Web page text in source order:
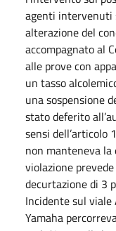
agenti intervenuti
alterazione del
accompagnato al
alle prove con
un tasso
una sospensione
stato deferito
sensi dell’articolo
non manteneva la
violazione
decurtazione di 3
Incidente sul
Yamaha